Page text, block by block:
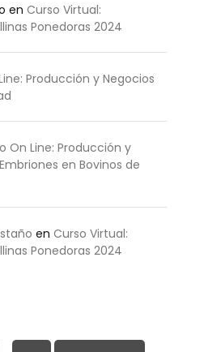
en Curso Virtual:
Ponedoras 2024
Producción y Negocios
On Line: Producción y
en Bovinos de
en Curso Virtual:
Ponedoras 2024